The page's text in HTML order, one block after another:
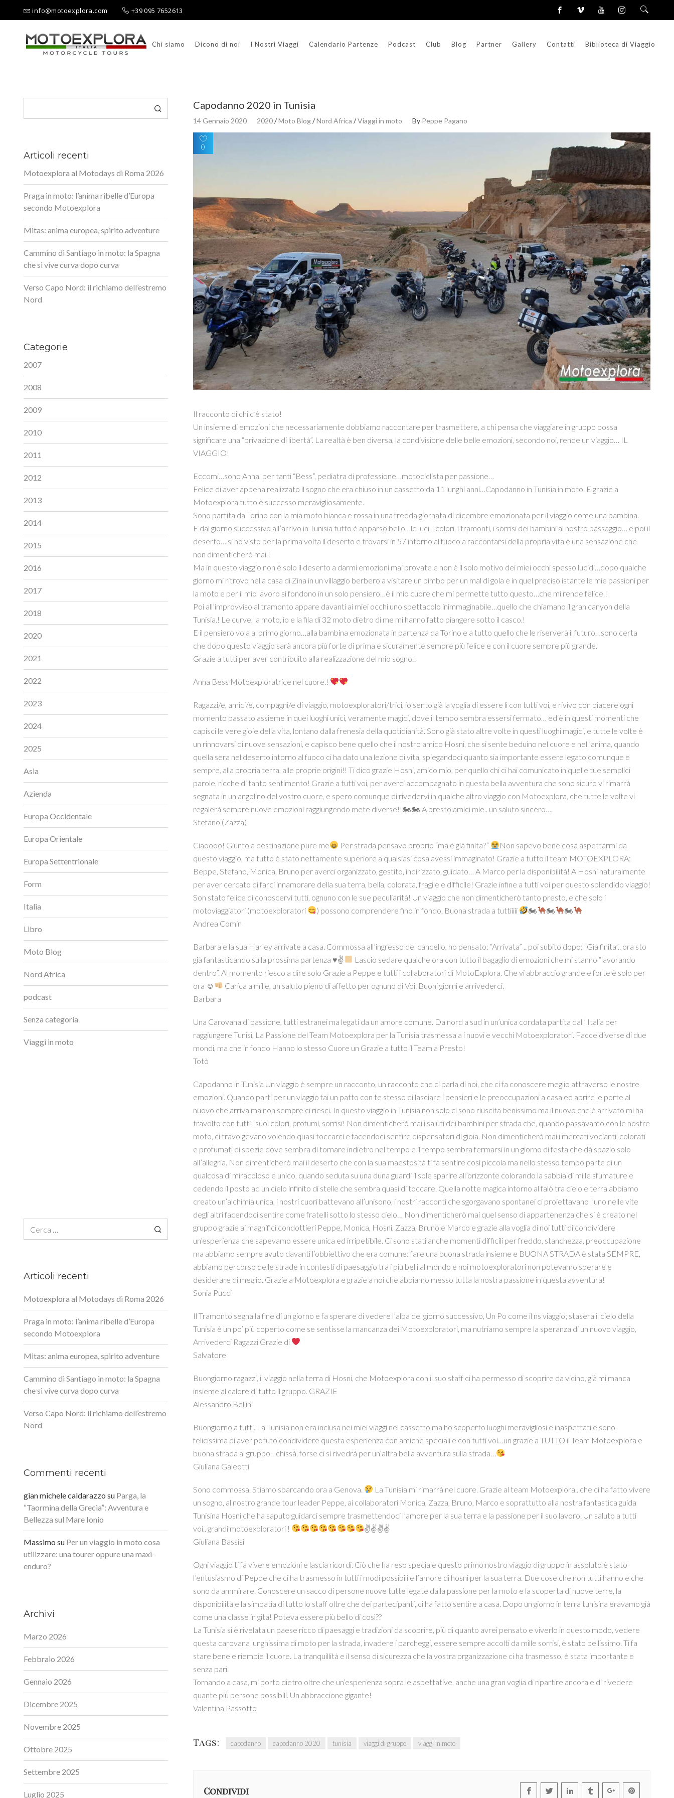
info@motoexplora.com +39 095 7652613
Chi siamo Dicono di noi I Nostri Viaggi Calendario Partenze Podcast Club Blog Partner Gallery Contatti Biblioteca di Viaggio
Capodanno 2020 in Tunisia
14 Gennaio 2020 2020/Moto Blog/Nord Africa /Viaggi in moto By Peppe Pagano
0
Il racconto di chi c’è stato!
Un insieme di emozioni che necessariamente dobbiamo raccontare per trasmettere, a chi pensa che viaggiare in gruppo possa
significare una “privazione di libertà”. La realtà è ben diversa, la condivisione delle belle emozioni, secondo noi, rende un viaggio… IL
VIAGGIO!
Eccomi…sono Anna, per tanti “Bess”, pediatra di professione…motociclista per passione…
Felice di aver appena realizzato il sogno che era chiuso in un cassetto da 11 lunghi anni…Capodanno in Tunisia in moto. E grazie a
Motoexplora tutto è successo meravigliosamente.
Sono partita da Torino con la mia moto bianca e rossa in una fredda giornata di dicembre emozionata per il viaggio come una bambina.
E dal giorno successivo all’arrivo in Tunisia tutto è apparso bello…le luci, i colori, i tramonti, i sorrisi dei bambini al nostro passaggio… e poi il
deserto… si ho visto per la prima volta il deserto e trovarsi in 57 intorno al fuoco a raccontarsi della propria vita è una sensazione che
non dimenticherò mai.!
Ma in questo viaggio non è solo il deserto a darmi emozioni mai provate e non è il solo motivo dei miei occhi spesso lucidi…dopo qualche
giorno mi ritrovo nella casa di Zina in un villaggio berbero a visitare un bimbo per un mal di gola e in quel preciso istante le mie passioni per
la moto e per il mio lavoro si fondono in un solo pensiero…è il mio cuore che mi permette tutto questo…che mi rende felice.!
Poi all’improvviso al tramonto appare davanti ai miei occhi uno spettacolo inimmaginabile…quello che chiamano il gran canyon della
Tunisia.! Le curve, la moto, io e la fila di 32 moto dietro di me mi hanno fatto piangere sotto il casco.!
E il pensiero vola al primo giorno…alla bambina emozionata in partenza da Torino e a tutto quello che le riserverà il futuro…sono certa
che dopo questo viaggio sarà ancora più forte di prima e sicuramente sempre più felice e con il cuore sempre più grande.
Grazie a tutti per aver contribuito alla realizzazione del mio sogno.!
Anna Bess Motoexploratrice nel cuore.!
Ragazzi/e, amici/e, compagni/e di viaggio, motoexploratori/trici, io sento già la voglia di essere lì con tutti voi, e rivivo con piacere ogni
momento passato assieme in quei luoghi unici, veramente magici, dove il tempo sembra essersi fermato… ed è in questi momenti che
capisci le vere gioie della vita, lontano dalla frenesia della quotidianità. Sono già stato altre volte in questi luoghi magici, e tutte le volte è
un rinnovarsi di nuove sensazioni, e capisco bene quello che il nostro amico Hosni, che si sente beduino nel cuore e nell’anima, quando
quella sera nel deserto intorno al fuoco ci ha dato una lezione di vita, spiegandoci quanto sia importante essere legato comunque e
sempre, alla propria terra, alle proprie origini!! Ti dico grazie Hosni, amico mio, per quello chi ci hai comunicato in quelle tue semplici
parole, ricche di tanto sentimento! Grazie a tutti voi, per averci accompagnato in questa bella avventura che sono sicuro vi rimarrà
segnata in un angolino del vostro cuore, e spero comunque di rivedervi in qualche altro viaggio con Motoexplora, che tutte le volte vi
regalerà sempre nuove emozioni raggiungendo mete diverse!!🏍🏍 A presto amici mie.. un saluto sincero….
Stefano (Zazza)
Ciaoooo! Giunto a destinazione pure me Per strada pensavo proprio “ma è già finita?”
Non sapevo bene cosa aspettarmi da
questo viaggio, ma tutto è stato nettamente superiore a qualsiasi cosa avessi immaginato! Grazie a tutto il team MOTOEXPLORA:
Beppe, Stefano, Monica, Bruno per averci organizzato, gestito, indirizzato, guidato… A Marco per la disponibilità! A Hosni naturalmente
per aver cercato di farci innamorare della sua terra, bella, colorata, fragile e difficile! Grazie infine a tutti voi per questo splendido viaggio!
Son stato felice di conoscervi tutti, ognuno con le sue peculiarità! Un viaggio che non dimenticherò tanto presto, e che solo i
motoviaggiatori (motoexploratori
) possono comprendere fino in fondo. Buona strada a tuttiiiii 🏍 🏍
🏍
Andrea Comin
Barbara e la sua Harley arrivate a casa. Commossa all’ingresso del cancello, ho pensato: “Arrivata” .. poi subito dopo: “Già finita”.. ora sto
già fantasticando sulla prossima partenza ♥✌
Lascio sedare qualche ora con tutto il bagaglio di emozioni che mi stanno “lavorando
dentro”. Al momento riesco a dire solo Grazie a Peppe e tutti i collaboratori di MotoExplora. Che vi abbraccio grande e forte è solo per
ora ☺
Carica a mille, un saluto pieno di affetto per ognuno di Voi. Buoni giorni e arrivederci.
Barbara
Una Carovana di passione, tutti estranei ma legati da un amore comune. Da nord a sud in un’unica cordata partita dall’ Italia per
raggiungere Tunisi, La Passione del Team Motoexplora per la Tunisia trasmessa a i nuovi e vecchi Motoexploratori. Facce diverse di due
mondi, ma che in fondo Hanno lo stesso Cuore un Grazie a tutto il Team a Presto!
Totò
Capodanno in Tunisia Un viaggio è sempre un racconto, un racconto che ci parla di noi, che ci fa conoscere meglio attraverso le nostre
emozioni. Quando parti per un viaggio fai un patto con te stesso di lasciare i pensieri e le preoccupazioni a casa ed aprire le porte al
nuovo che arriva ma non sempre ci riesci. In questo viaggio in Tunisia non solo ci sono riuscita benissimo ma il nuovo che è arrivato mi ha
travolto con tutti i suoi colori, profumi, sorrisi! Non dimenticherò mai i saluti dei bambini per strada che, quando passavamo con le nostre
moto, ci travolgevano volendo quasi toccarci e facendoci sentire dispensatori di gioia. Non dimenticherò mai i mercati vocianti, colorati
e profumati di spezie dove sembra di tornare indietro nel tempo e il tempo sembra fermarsi in un giorno di festa che dà spazio solo
all’allegria. Non dimenticherò mai il deserto che con la sua maestosità ti fa sentire così piccola ma nello stesso tempo parte di un
qualcosa di miracoloso e unico, quando seduta su una duna guardi il sole sparire all’orizzonte colorando la sabbia di mille sfumature e
cedendo il posto ad un cielo infinito di stelle che sembra quasi di toccare. Quella notte magica intorno al falò tra cielo e terra abbiamo
creato un’alchimia unica, i nostri cuori battevano all’unisono, i nostri racconti che sgorgavano spontanei ci proiettavano l’uno nelle vite
degli altri facendoci sentire come fratelli sotto lo stesso cielo… Non dimenticherò mai quel senso di appartenenza che si è creato nel
gruppo grazie ai magnifici condottieri Peppe, Monica, Hosni, Zazza, Bruno e Marco e grazie alla voglia di noi tutti di condividere
un’esperienza che sapevamo essere unica ed irripetibile. Ci sono stati anche momenti difficili per freddo, stanchezza, preoccupazione
ma abbiamo sempre avuto davanti l’obbiettivo che era comune: fare una buona strada insieme e BUONA STRADA è stata SEMPRE,
abbiamo percorso delle strade in contesti di paesaggio tra i più belli al mondo e noi motoexploratori non potevamo sperare e
desiderare di meglio. Grazie a Motoexplora e grazie a noi che abbiamo messo tutta la nostra passione in questa avventura!
Sonia Pucci
Il Tramonto segna la fine di un giorno e fa sperare di vedere l’alba del giorno successivo, Un Po come il ns viaggio; stasera il cielo della
Tunisia è un po’ più coperto come se sentisse la mancanza dei Motoexploratori, ma nutriamo sempre la speranza di un nuovo viaggio,
Arrivederci Ragazzi Grazie di
Salvatore
Buongiorno ragazzi, il viaggio nella terra di Hosni, che Motoexplora con il suo staff ci ha permesso di scoprire da vicino, già mi manca
insieme al calore di tutto il gruppo. GRAZIE
Alessandro Bellini
Buongiorno a tutti. La Tunisia non era inclusa nei miei viaggi nel cassetto ma ho scoperto luoghi meravigliosi e inaspettati e sono
felicissima di aver potuto condividere questa esperienza con amiche speciali e con tutti voi…un grazie a TUTTO il Team Motoexplora e
buona strada al gruppo…chissà, forse ci si rivedrà per un’altra bella avventura sulla strada…
Giuliana Galeotti
Sono commossa. Stiamo sbarcando ora a Genova.
La Tunisia mi rimarrà nel cuore. Grazie al team Motoexplora.. che ci ha fatto vivere
un sogno, al nostro grande tour leader Peppe, ai collaboratori Monica, Zazza, Bruno, Marco e soprattutto alla nostra fantastica guida
Tunisina Hosni che ha saputo guidarci sempre trasmettendoci l’amore per la sua terra e la passione per il suo lavoro. Un saluto a tutti
voi.. grandi motoexploratori !
✌✌✌✌
Giuliana Bassisi
Ogni viaggio ti fa vivere emozioni e lascia ricordi. Ciò che ha reso speciale questo primo nostro viaggio di gruppo in assoluto è stato
l’entusiasmo di Peppe che ci ha trasmesso in tutti i modi possibili e l’amore di hosni per la sua terra. Due cose che non tutti hanno e che
sono da ammirare. Conoscere un sacco di persone nuove tutte legate dalla passione per la moto e la scoperta di nuove terre, la
disponibilità e la simpatia di tutto lo staff oltre che dei partecipanti, ci ha fatto sentire a casa. Dopo un giorno in terra tunisina eravamo già
come una classe in gita! Poteva essere più bello di così??
La Tunisia si è rivelata un paese ricco di paesaggi e tradizioni da scoprire, più di quanto avrei pensato e viverlo in questo modo, vedere
questa carovana lunghissima di moto per la strada, invadere i parcheggi, essere sempre accolti da mille sorrisi, è stato bellissimo. Ti fa
stare bene e riempie il cuore. La tranquillità e il senso di sicurezza che la vostra organizzazione ci ha trasmesso, è stata importante e
senza pari.
Tornando a casa, mi porto dietro oltre che un’esperienza sopra le aspettative, anche una gran voglia di ripartire ancora e di rivedere
quante più persone possibili. Un abbraccione gigante!
Valentina Passotto
Tags: capodanno capodanno 2020 tunisia viaggi di gruppo viaggi in moto
Condividi
Articoli recenti
Motoexplora al Motodays di Roma 2026
Praga in moto: l’anima ribelle d’Europa
secondo Motoexplora
Mitas: anima europea, spirito adventure
Cammino di Santiago in moto: la Spagna
che si vive curva dopo curva
Verso Capo Nord: il richiamo dell’estremo
Nord
Categorie
2007
2008
2009
2010
2011
2012
2013
2014
2015
2016
2017
2018
2020
2021
2022
2023
2024
2025
Asia
Azienda
Europa Occidentale
Europa Orientale
Europa Settentrionale
Form
Italia
Libro
Moto Blog
Nord Africa
podcast
Senza categoria
Viaggi in moto
Articoli recenti
Motoexplora al Motodays di Roma 2026
Praga in moto: l’anima ribelle d’Europa
secondo Motoexplora
Mitas: anima europea, spirito adventure
Cammino di Santiago in moto: la Spagna
che si vive curva dopo curva
Verso Capo Nord: il richiamo dell’estremo
Nord
Commenti recenti
gian michele caldarazzo su Parga, la
“Taormina della Grecia”: Avventura e
Bellezza sul Mare Ionio
Massimo su Per un viaggio in moto cosa
utilizzare: una tourer oppure una maxi-
enduro?
Archivi
Marzo 2026
Febbraio 2026
Gennaio 2026
Dicembre 2025
Novembre 2025
Ottobre 2025
Settembre 2025
Luglio 2025